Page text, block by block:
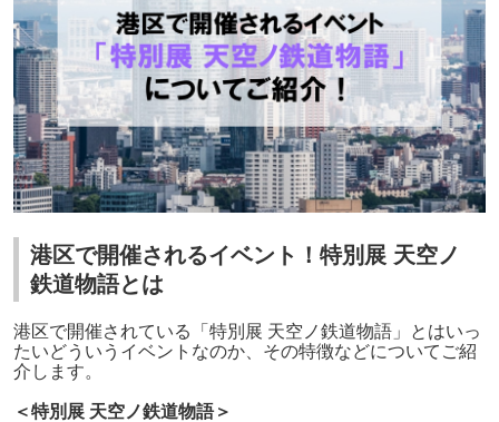
港区で開催されるイベント！特別展 天空ノ
鉄道物語とは
港区で開催されている「特別展 天空ノ鉄道物語」とはいっ
たいどういうイベントなのか、その特徴などについてご紹
介します。
＜特別展 天空ノ鉄道物語＞